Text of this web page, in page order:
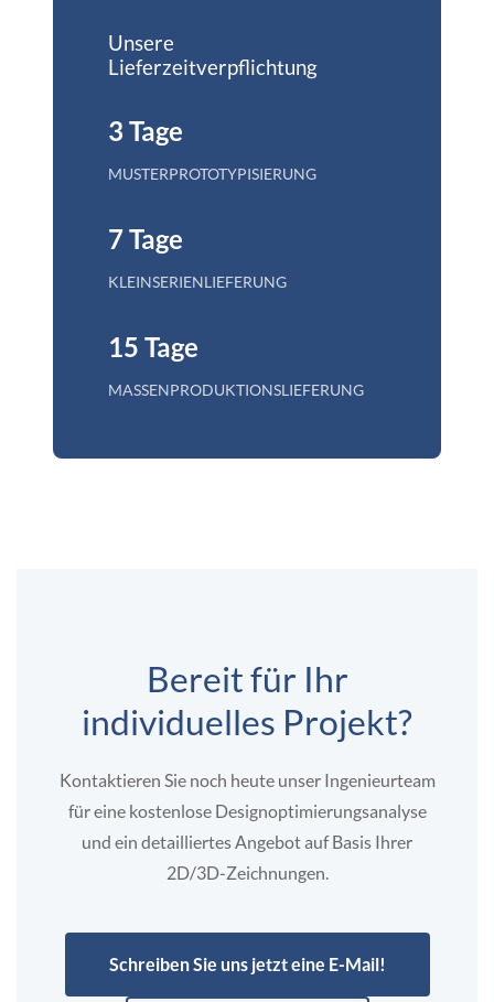
Unsere
Lieferzeitverpflichtung
3 Tage
MUSTERPROTOTYPISIERUNG
7 Tage
KLEINSERIENLIEFERUNG
15 Tage
MASSENPRODUKTIONSLIEFERUNG
Bereit für Ihr
individuelles Projekt?
Kontaktieren Sie noch heute unser Ingenieurteam
für eine kostenlose Designoptimierungsanalyse
und ein detailliertes Angebot auf Basis Ihrer
2D/3D-Zeichnungen.
Schreiben Sie uns jetzt eine E-Mail!